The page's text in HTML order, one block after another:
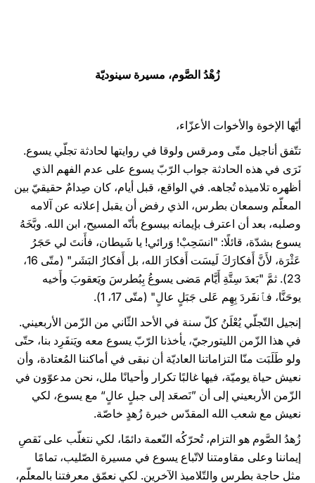
زُهْدُ الصَّوم، مسيرة سينوديّة
أيّها الإخوة والأخوات الأعزّاء،
تتّفق أناجيل متّى ومرقس ولوقا في روايتها لحادثة تجلّي يسوع.
نَرَى في هذه الحادثة جواب الرّبّ يسوع على عدم الفهم الذي
أظهره تلاميذه تُجاهه. في الواقع، قبل أيام، كان صِدامٌ حقيقيّ بين
المعلّم وسمعان بطرس، الذي رفض أن يقبل إعلانه عن آلامه
وصلبه، بعد أن اعترف بإيمانه بيسوع بأنّه المسيح، ابن الله. وبَّخَهُ
يسوع بشدّة، قائلًا: "انسَحِبْ! وَرائي! يا شَيطان، فأَنتَ لي حَجَرُ
عَثْرَة، لأَنَّ أَفكارَكَ لَيسَت أَفكارَ الله، بل أَفكارُ البَشَر" (متّى 16،
23). ثمَّ "بَعدَ سِتَّةِ أَيَّام مَضى يسوعُ بِبُطرسَ ويَعقوبَ وأَخيه
يوحَنَّا، فٱنفَردَ بِهِم عَلى جَبَلٍ عالٍ" (متّى 17، 1).
إنجيل التّجلّي يُعْلَنُ كلّ سنة في الأحد الثّاني من الزّمن الأربعيني.
في هذا الزّمن الليتورجيّ، يأخذنا الرّبّ يسوع معه ويَنفَرِد بنا، حتّى
ولو طَلَبَت منّا التزاماتنا العاديّة أن نبقى في أماكننا المُعتادة، وأن
نعيش حياة يوميّة، فيها غالبًا تكرار وأحيانًا ملل، نحن مدعوّون في
الزّمن الأربعيني إلى أن ”نَصعَد إلى جبلٍ عالٍ“ مع يسوع، لكي
نعيش مع شعب الله المقدّس خبرة زُهدٍ خاصّة.
زُهدُ الصَّوم هو التزام، تُحرّكُه النّعمة دائمًا، لكي نتغلّب على نَقصِ
إيماننا وعلى مقاومتنا لاتّباع يسوع في مسيرة الصّليب، تمامًا
مثل حاجة بطرس والتّلاميذ الآخرين. لكي نعمّق معرفتنا بالمعلّم،